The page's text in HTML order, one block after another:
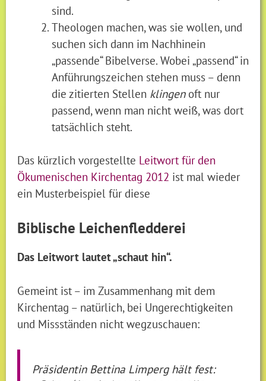
sind.
Theologen machen, was sie wollen, und
suchen sich dann im Nachhinein
„passende“ Bibelverse. Wobei „passend“ in
Anführungszeichen stehen muss – denn
die zitierten Stellen klingenoft nur
passend, wenn man nicht weiß, was dort
tatsächlich steht.
Das kürzlich vorgestellte Leitwort für den
Ökumenischen Kirchentag 2012 ist mal wieder
ein Musterbeispiel für diese
Biblische Leichenfledderei
Das Leitwort lautet „schaut hin“.
Gemeint ist – im Zusammenhang mit dem
Kirchentag – natürlich, bei Ungerechtigkeiten
und Missständen nicht wegzuschauen:
Präsidentin Bettina Limperg hält fest: